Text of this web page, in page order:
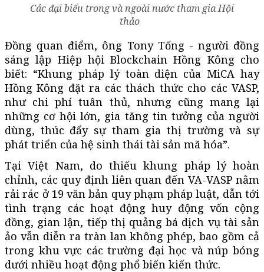
Các đại biểu trong và ngoài nước tham gia Hội
thảo
Đồng quan điểm, ông Tony Tống - người đồng
sáng lập Hiệp hội Blockchain Hồng Kông cho
biết: “Khung pháp lý toàn diện của MiCA hay
Hồng Kông đặt ra các thách thức cho các VASP,
như chi phí tuân thủ, nhưng cũng mang lại
những cơ hội lớn, gia tăng tin tưởng của người
dùng, thúc đẩy sự tham gia thị trường và sự
phát triển của hệ sinh thái tài sản mã hóa”.
Tại Việt Nam, do thiếu khung pháp lý hoàn
chỉnh, các quy định liên quan đến VA-VASP nằm
rải rác ở 19 văn bản quy phạm pháp luật, dẫn tới
tình trạng các hoạt động huy động vốn cộng
đồng, gian lận, tiếp thị quảng bá dịch vụ tài sản
ảo vẫn diễn ra tràn lan không phép, bao gồm cả
trong khu vực các trường đại học và núp bóng
dưới nhiều hoạt động phổ biến kiến thức.